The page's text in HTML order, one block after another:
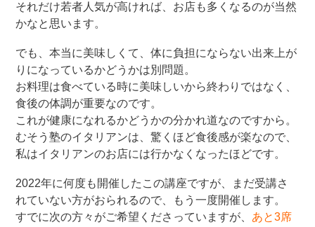
それだけ若者人気が高ければ、お店も多くなるのが当然
かなと思います。
でも、本当に美味しくて、体に負担にならない出来上が
りになっているかどうかは別問題。
お料理は食べている時に美味しいから終わりではなく、
食後の体調が重要なのです。
これが健康になれるかどうかの分かれ道なのですから。
むそう塾のイタリアンは、驚くほど食後感が楽なので、
私はイタリアンのお店には行かなくなったほどです。
2022年に何度も開催したこの講座ですが、まだ受講さ
れていない方がおられるので、もう一度開催します。
すでに次の方々がご希望くださっていますが、 あと3席